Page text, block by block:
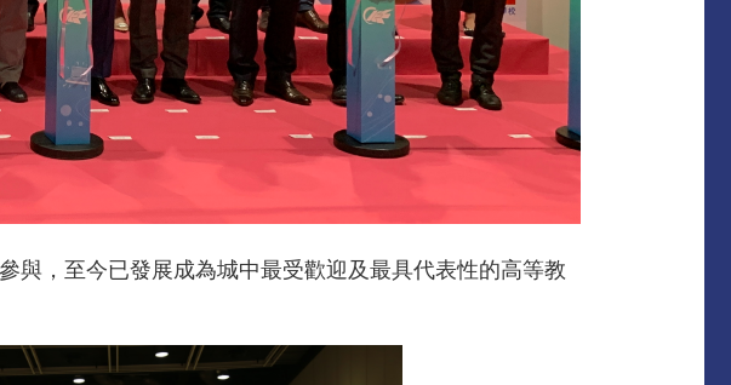
與，至今已發展成為城中最受歡迎及最具代表性的高等教